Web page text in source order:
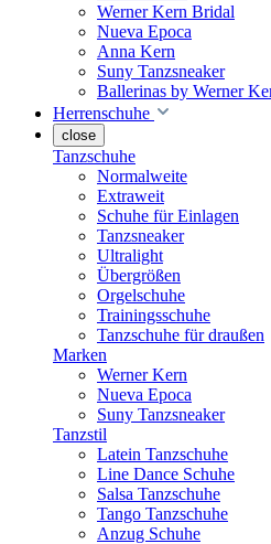
Werner Kern Bridal
Nueva Epoca
Anna Kern
Suny Tanzsneaker
Ballerinas by Werner
Herrenschuhe
close
Tanzschuhe
Normalweite
Extraweit
Schuhe für Einlagen
Tanzsneaker
Ultralight
Übergrößen
Orgelschuhe
Trainingsschuhe
Tanzschuhe für draußen
Marken
Werner Kern
Nueva Epoca
Suny Tanzsneaker
Tanzstil
Latein Tanzschuhe
Line Dance Schuhe
Salsa Tanzschuhe
Tango Tanzschuhe
Anzug Schuhe